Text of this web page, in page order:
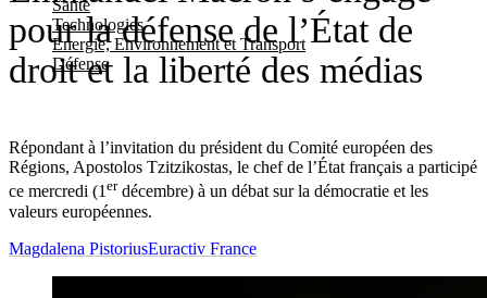
Santé
Technologies
Energie, Environnement et Transport
Défense
pour la défense de l’État de
droit et la liberté des médias
Répondant à l’invitation du président du Comité européen des
Régions, Apostolos Tzitzikostas, le chef de l’État français a participé
ce mercredi (1erdécembre) à un débat sur la démocratie et les
valeurs européennes.
Magdalena PistoriusEuractiv France